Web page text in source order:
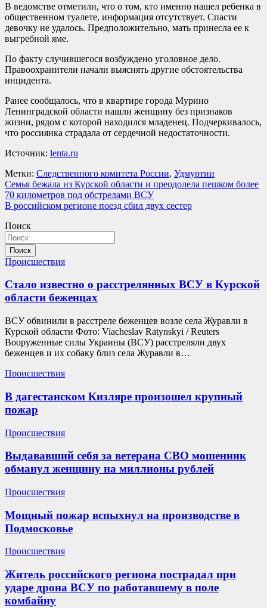
В ведомстве отметили, что о том, кто именно нашел ребенка в
общественном туалете, информация отсутствует. Спасти
девочку не удалось. Предположительно, мать принесла ее к
выгребной яме.
По факту случившегося возбуждено уголовное дело.
Правоохранители начали выяснять другие обстоятельства
инцидента.
Ранее сообщалось, что в квартире города Мурино
Ленинградской области нашли женщину без признаков
жизни, рядом с которой находился младенец. Подчеркивалось,
что россиянка страдала от сердечной недостаточности.
Источник: lenta.ru
Метки: Следственного комитета России, Удмуртии
Навигация
по
Семья бежала из Курской области и преодолела пешком более
70 километров под обстрелами ВСУ
В российском регионе поезд сбил двух сестер
Поиск
Поиск
Происшествия
Стало известно о расстрелянных ВСУ в Курской
области беженцах
ВСУ обвинили в расстреле беженцев возле села Журавли в
Курской области Фото: Viacheslav Ratynskyi / Reuters
Вооруженные силы Украины (ВСУ) расстреляли двух
беженцев и их собаку близ села Журавли в…
Происшествия
В дагестанском Кизляре произошел крупный
пожар
Происшествия
Выдававший себя за ветерана СВО мошенник
обманул женщину на миллионы рублей
Происшествия
Мощный пожар вспыхнул на производстве в
Подмосковье
Происшествия
Житель российского региона пострадал при
ударе дрона ВСУ по работавшему в поле
комбайну